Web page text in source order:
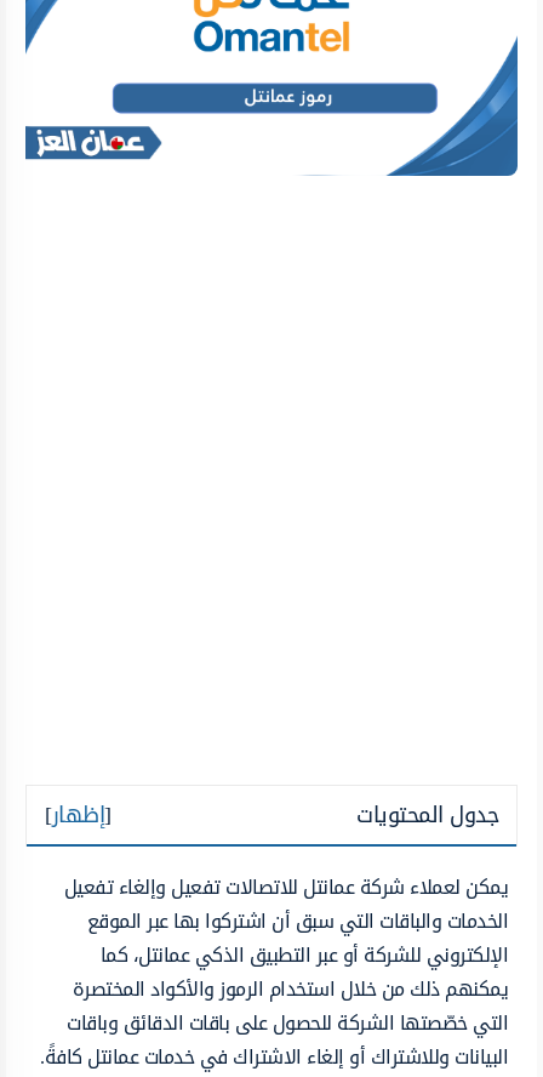
جدول المحتويات [إظهار]
يمكن لعملاء شركة عمانتل للاتصالات تفعيل وإلغاء تفعيل
الخدمات والباقات التي سبق أن اشتركوا بها عبر الموقع
الإلكتروني للشركة أو عبر التطبيق الذكي عمانتل، كما
يمكنهم ذلك من خلال استخدام الرموز والأكواد المختصرة
التي خصّصتها الشركة للحصول على باقات الدقائق وباقات
البيانات وللاشتراك أو إلغاء الاشتراك في خدمات عمانتل كافةً.